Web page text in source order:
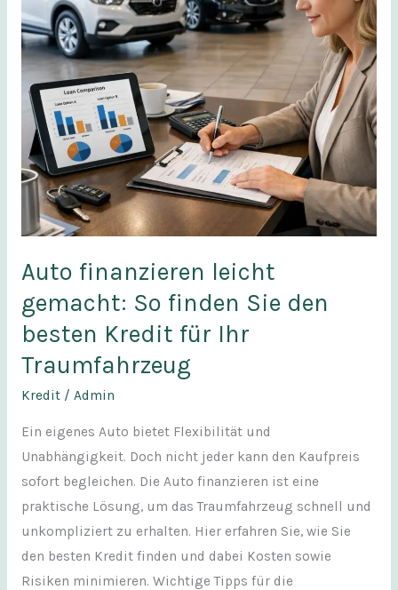
Auto finanzieren leicht
gemacht: So finden Sie den
besten Kredit für Ihr
Traumfahrzeug
Kredit/ Admin
Ein eigenes Auto bietet Flexibilität und
Unabhängigkeit. Doch nicht jeder kann den Kaufpreis
sofort begleichen. Die Auto finanzieren ist eine
praktische Lösung, um das Traumfahrzeug schnell und
unkompliziert zu erhalten. Hier erfahren Sie, wie Sie
den besten Kredit finden und dabei Kosten sowie
Risiken minimieren. Wichtige Tipps für die
finden
Sie
den
besten
Kredit
für
Ihr
Traumfahrzeug